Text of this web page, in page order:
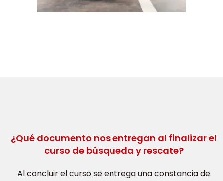
¿Qué documento nos entregan al finalizar el
curso de búsqueda y rescate?
Al concluir el curso se entrega una constancia de